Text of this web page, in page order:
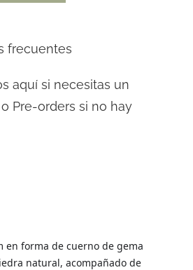
frecuentes
aquí si necesitas un
Pre-orders si no hay
en forma de cuerno de gema
natural, acompañado de